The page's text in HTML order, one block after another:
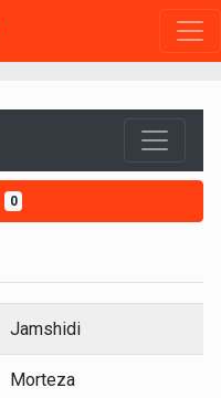
0
Jamshidi
Morteza